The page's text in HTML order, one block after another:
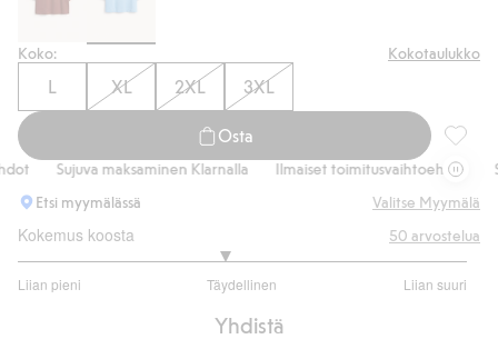
Koko: Kokotaulukko
L XL 2XL 3XL
Osta
Sujuva maksaminen Klarnalla Ilmaiset toimitusvaihtoehdot
Etsi myymälässä
Valitse Myymälä
Kokemus koosta
Liian pieni Täydellinen Liian suuri
/
50 arvostelua
Yhdistä